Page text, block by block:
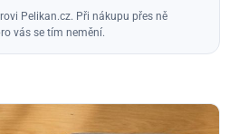
Pelikan.cz. Při nákupu přes ně
vás se tím nemění.